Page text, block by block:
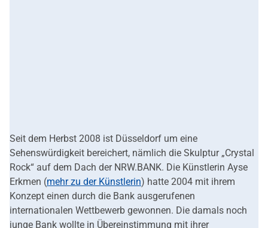
Seit dem Herbst 2008 ist Düsseldorf um eine
Sehenswürdigkeit bereichert, nämlich die Skulptur „Crystal
Rock“ auf dem Dach der NRW.BANK. Die Künstlerin Ayse
Erkmen (mehr zu der Künstlerin) hatte 2004 mit ihrem
Konzept einen durch die Bank ausgerufenen
internationalen Wettbewerb gewonnen. Die damals noch
junge Bank wollte in Übereinstimmung mit ihrer